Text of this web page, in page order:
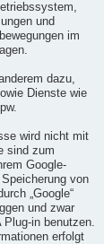
und
im
dazu,
Dienste wie
wird nicht mit
sind zum
Google-
von
„Google“
und zwar
Plug-in benutzen.
erfolgt